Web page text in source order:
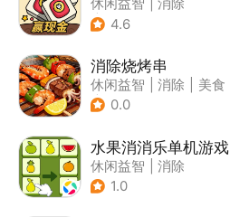
休闲益智
消除
| 积分网赚
4.6
消除烧烤串
休闲益智 消除
美食
| 清新
0.0
水果消消乐单机游戏
休闲益智
消除
1.0